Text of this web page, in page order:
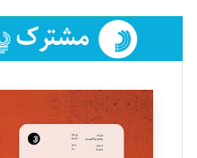
فائزه فتحی رستمی
تحریریه
سروش کرمیان